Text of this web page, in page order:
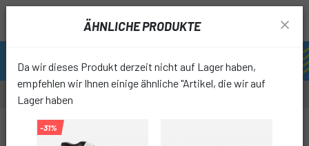
ÄHNLICHE PRODUKTE
Da wir dieses Produkt derzeit nicht auf Lager haben,
empfehlen wir Ihnen einige ähnliche "Artikel, die wir auf
Lager haben
-31%